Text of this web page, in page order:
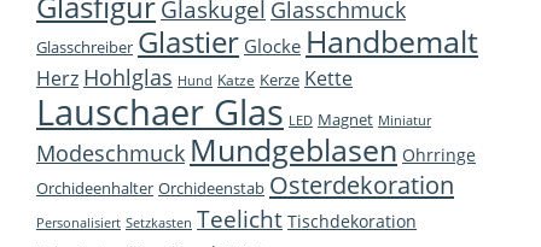
Glaskugel Glasschmuck
Glasschreiber Glastier Glocke Handbemalt
Herz Hohlglas Hund Katze Kerze Kette
Lauschaer Glas LED Magnet Miniatur
Modeschmuck Mundgeblasen Ohrringe
Orchideenhalter Orchideenstab Osterdekoration
Personalisiert Setzkasten Teelicht Tischdekoration